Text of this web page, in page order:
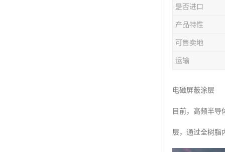
是否进口
产品特性
可售卖地
运输
电磁屏蔽涂层
目前，高频半
层，通过全树脂